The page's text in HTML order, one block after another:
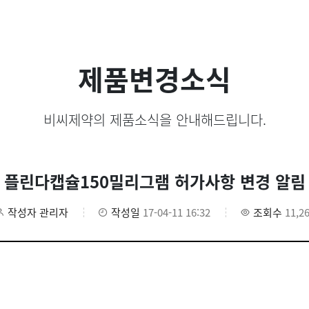
제품변경소식
비씨제약의 제품소식을 안내해드립니다.
플린다캡슐150밀리그램 허가사항 변경 알림
작성자 관리자 작성일 17-04-11 16:32 조회수